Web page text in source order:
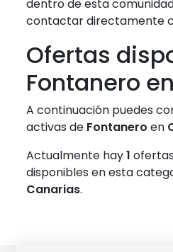
dentro de esta
contactar directamente
Ofertas
Fontanero
A continuación puedes
activas de Fontanero en
Actualmente hay1
disponibles en esta
Canarias.